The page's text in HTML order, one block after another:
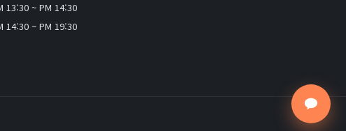
13:30 ~ PM 14:30
14:30 ~ PM 19:30